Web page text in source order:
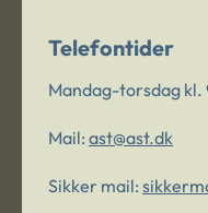
Telefontider
Mandag-torsdag kl.
Mail: ast@ast.dk
Sikker mail: